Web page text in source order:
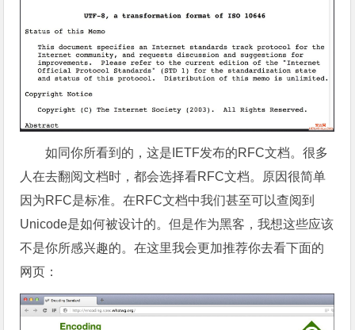
如同你所看到的，这是IETF发布的RFC文档。很多
人在去翻阅文档时，都会选择看RFC文档。原因很简单
因为RFC是标准。在RFC文档中我们甚至可以查阅到
Unicode是如何被设计的。但是作为黑客，我想这些应该
不是你所感兴趣的。在这里我会更加推荐你去看下面的
网页：